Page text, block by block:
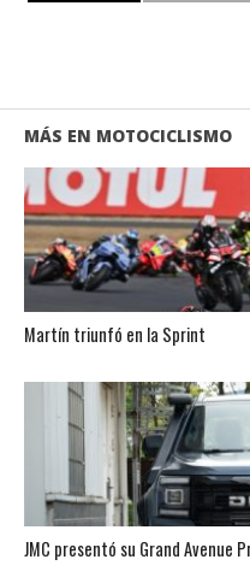
MÁS EN MOTOCICLISMO
Martín triunfó en la Sprint
JMC presentó su Grand Avenue